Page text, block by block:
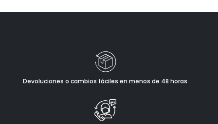
Devoluciones o cambios fáciles en menos de 48 horas